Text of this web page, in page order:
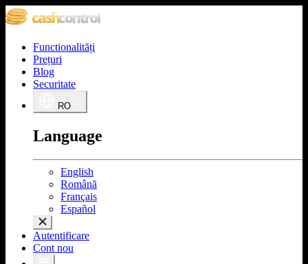
Functionalități
Prețuri
Blog
Securitate
RO
Language
English
Română
Français
Español
Autentificare
Cont nou